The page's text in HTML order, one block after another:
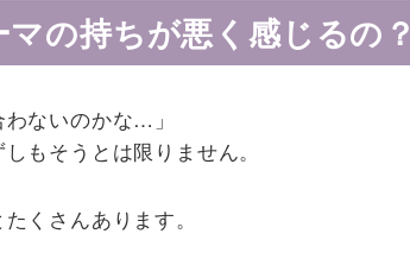
の持ちが悪く感じるの？
ないのかな…」
もそうとは限りません。
くさんあります。